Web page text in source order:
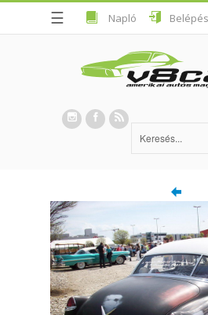
☰ Napló Belépés